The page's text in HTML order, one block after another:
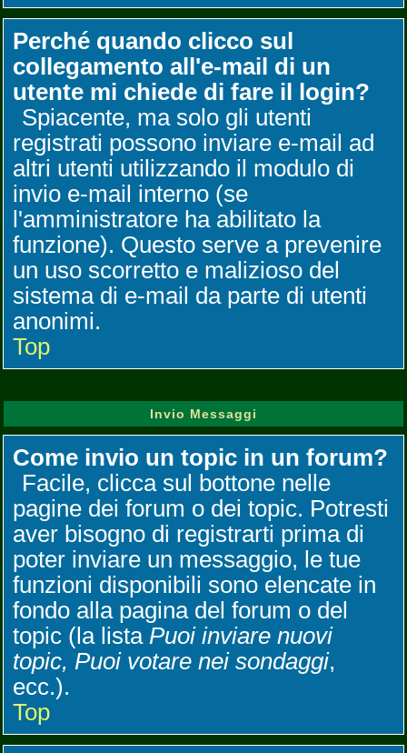
Perché quando clicco sul
collegamento all'e-mail di un
utente mi chiede di fare il login?
Spiacente, ma solo gli utenti
registrati possono inviare e-mail ad
altri utenti utilizzando il modulo di
invio e-mail interno (se
l'amministratore ha abilitato la
funzione). Questo serve a prevenire
un uso scorretto e malizioso del
sistema di e-mail da parte di utenti
anonimi.
Top
Invio Messaggi
Come invio un topic in un forum?
Facile, clicca sul bottone nelle
pagine dei forum o dei topic. Potresti
aver bisogno di registrarti prima di
poter inviare un messaggio, le tue
funzioni disponibili sono elencate in
fondo alla pagina del forum o del
topic (la lista Puoi inviare nuovi
topic, Puoi votare nei sondaggi,
ecc.).
Top